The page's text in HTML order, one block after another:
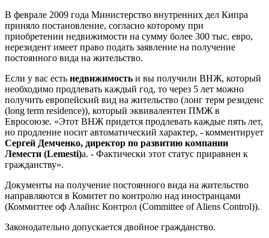
В феврале 2009 года Министерство внутренних дел Кипра
приняло постановление, согласно которому при
приобретении недвижимости на сумму более 300 тыс. евро,
нерезидент имеет право подать заявление на получение
постоянного вида на жительство.
Если у вас есть недвижимость и вы получили ВНЖ, который
необходимо продлевать каждый год, то через 5 лет можно
получить европейский вид на жительство (лонг терм резиденс
(long term residence)), который эквивалентен ПМЖ в
Евросоюзе. «Этот ВНЖ придется продлевать каждые пять лет,
но продление носит автоматический характер, - комментирует
Сергей Демченко, директор по развитию компании
Лемести (Lemesti)a. - Фактически этот статус приравнен к
гражданству».
Документы на получение постоянного вида на жительство
направляются в Комитет по контролю над иностранцами
(Коммиттее оф Алайнс Контрол (Committee of Aliens Control)).
Законодательно допускается двойное гражданство.